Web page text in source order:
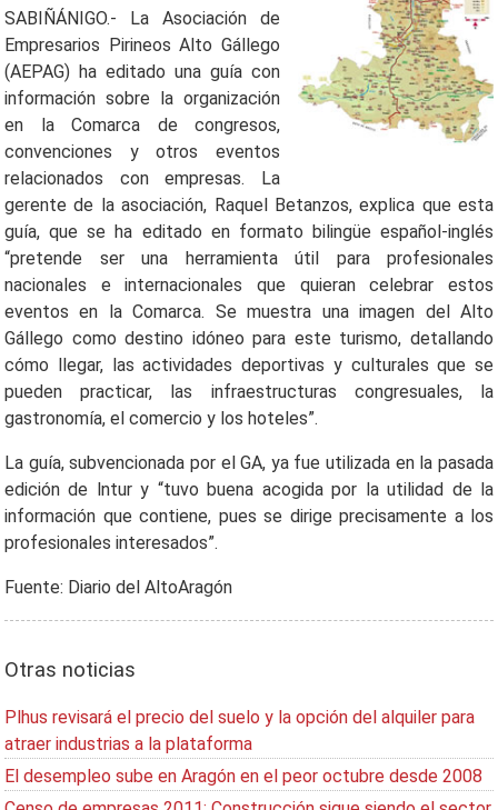
SABIÑÁNIGO.- La Asociación de
Empresarios Pirineos Alto Gállego
(AEPAG) ha editado una guía con
información sobre la organización
en la Comarca de congresos,
convenciones y otros eventos
relacionados con empresas. La
gerente de la asociación, Raquel Betanzos, explica que esta
guía, que se ha editado en formato bilingüe español-inglés
“pretende ser una herramienta útil para profesionales
nacionales e internacionales que quieran celebrar estos
eventos en la Comarca. Se muestra una imagen del Alto
Gállego como destino idóneo para este turismo, detallando
cómo llegar, las actividades deportivas y culturales que se
pueden practicar, las infraestructuras congresuales, la
gastronomía, el comercio y los hoteles”.
La guía, subvencionada por el GA, ya fue utilizada en la pasada
edición de lntur y “tuvo buena acogida por la utilidad de la
información que contiene, pues se dirige precisamente a los
profesionales interesados”.
Fuente: Diario del AltoAragón
Otras noticias
Plhus revisará el precio del suelo y la opción del alquiler para
atraer industrias a la plataforma
El desempleo sube en Aragón en el peor octubre desde 2008